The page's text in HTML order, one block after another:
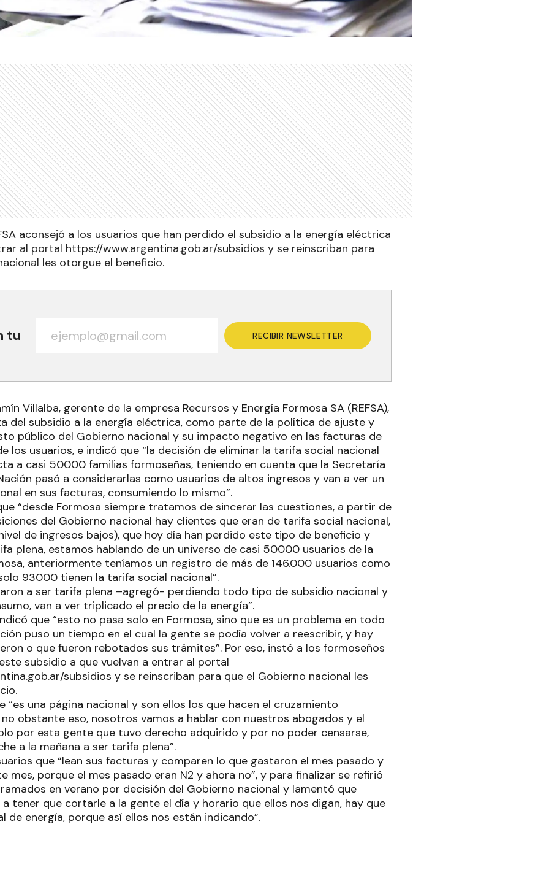
aconsejó a los usuarios que han perdido el subsidio a la energía eléctrica
al portal https://www.argentina.gob.ar/subsidios y se reinscriban para
les otorgue el beneficio.
tu RECIBIR NEWSLETTER
Villalba, gerente de la empresa Recursos y Energía Formosa SA (REFSA),
del subsidio a la energía eléctrica, como parte de la política de ajuste y
público del Gobierno nacional y su impacto negativo en las facturas de
los usuarios, e indicó que “la decisión de eliminar la tarifa social nacional
a casi 50000 familias formoseñas, teniendo en cuenta que la Secretaría
pasó a considerarlas como usuarios de altos ingresos y van a ver un
en sus facturas, consumiendo lo mismo”.
“desde Formosa siempre tratamos de sincerar las cuestiones, a partir de
del Gobierno nacional hay clientes que eran de tarifa social nacional,
de ingresos bajos), que hoy día han perdido este tipo de beneficio y
plena, estamos hablando de un universo de casi 50000 usuarios de la
anteriormente teníamos un registro de más de 146.000 usuarios como
93000 tienen la tarifa social nacional”.
a ser tarifa plena –agregó- perdiendo todo tipo de subsidio nacional y
van a ver triplicado el precio de la energía”.
que “esto no pasa solo en Formosa, sino que es un problema en todo
puso un tiempo en el cual la gente se podía volver a reescribir, y hay
o que fueron rebotados sus trámites”. Por eso, instó a los formoseños
subsidio a que vuelvan a entrar al portal
subsidios y se reinscriban para que el Gobierno nacional les
“es una página nacional y son ellos los que hacen el cruzamiento
obstante eso, nosotros vamos a hablar con nuestros abogados y el
por esta gente que tuvo derecho adquirido y por no poder censarse,
a la mañana a ser tarifa plena”.
que “lean sus facturas y comparen lo que gastaron el mes pasado y
mes, porque el mes pasado eran N2 y ahora no”, y para finalizar se refirió
en verano por decisión del Gobierno nacional y lamentó que
tener que cortarle a la gente el día y horario que ellos nos digan, hay que
de energía, porque así ellos nos están indicando”.